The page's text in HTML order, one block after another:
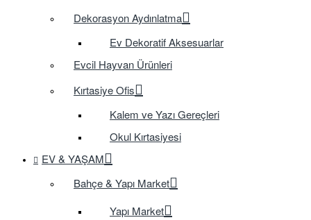
Dekorasyon Aydınlatma
Ev Dekoratif Aksesuarlar
Evcil Hayvan Ürünleri
Kırtasiye Ofis
Kalem ve Yazı Gereçleri
Okul Kırtasiyesi
EV & YAŞAM
Bahçe & Yapı Market
Yapı Market